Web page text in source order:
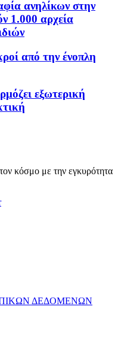
ανηλίκων στην
1.000 αρχεία
από την ένοπλη
εξωτερική
κόσμο με την εγκυρότητα
ΔΕΔΟΜΕΝΩΝ